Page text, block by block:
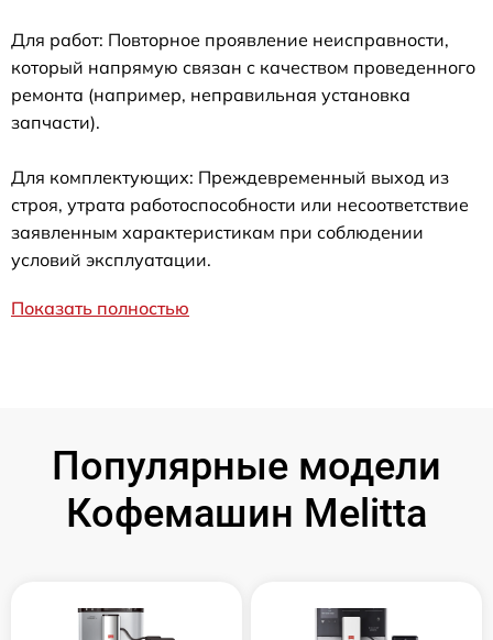
Для работ: Повторное проявление неисправности,
который напрямую связан с качеством проведенного
ремонта (например, неправильная установка
запчасти).
Для комплектующих: Преждевременный выход из
строя, утрата работоспособности или несоответствие
заявленным характеристикам при соблюдении
условий эксплуатации.
Показать полностью
Популярные модели
Кофемашин Melitta